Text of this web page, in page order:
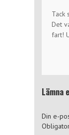
Tack
Det
fart!
Lämna
Din e-